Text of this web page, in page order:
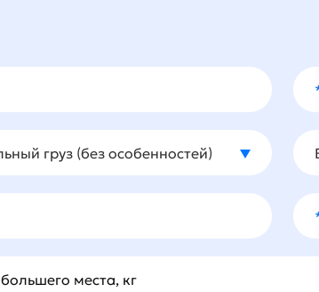
груз (без особенностей)
места, кг